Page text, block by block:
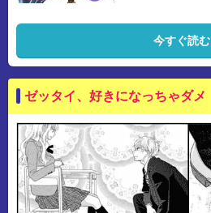
今すぐ読む
ゼッタイ、好きになっちゃダメ